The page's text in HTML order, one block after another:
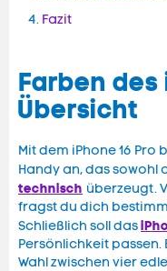
Fazit
Farben des
Übersicht
Mit dem iPhone 16
Handy an, das sowohl
technisch überzeugt.
fragst du dich
Schließlich soll das
Persönlichkeit passen.
Wahl zwischen vier